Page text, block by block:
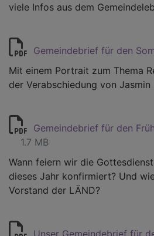
viele Infos aus dem
Gemeindebrief für den
Mit einem Portrait zum Thema
der Verabschiedung von Jasmin
Gemeindebrief für den
1.7 MB
Wann feiern wir die
dieses Jahr konfirmiert? Und
Vorstand der LÄND?
Unser Gemeindebrief für